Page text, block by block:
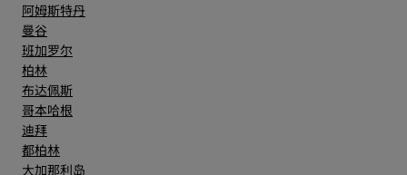
阿姆斯特丹
曼谷
班加罗尔
柏林
布达佩斯
哥本哈根
迪拜
都柏林
大加那利岛